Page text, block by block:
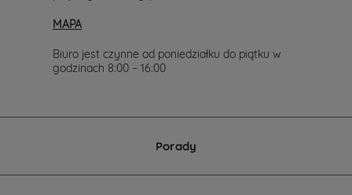
MAPA
Biuro jest czynne od poniedziałku do piątku w
godzinach 8:00 – 16:00
Porady